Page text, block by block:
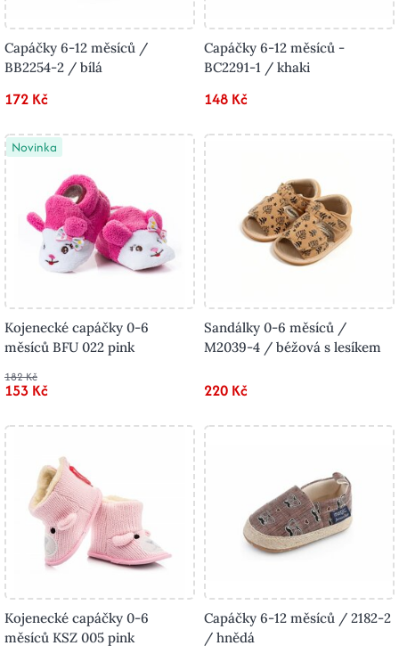
Capáčky 6-12 měsíců /
BB2254-2 / bílá
172 Kč
Capáčky 6-12 měsíců -
BC2291-1 / khaki
148 Kč
Novinka
Kojenecké capáčky 0-6
měsíců BFU 022 pink
182 Kč
153 Kč
Sandálky 0-6 měsíců /
M2039-4 / béžová s lesíkem
220 Kč
Kojenecké capáčky 0-6
měsíců KSZ 005 pink
Capáčky 6-12 měsíců / 2182-2
/ hnědá